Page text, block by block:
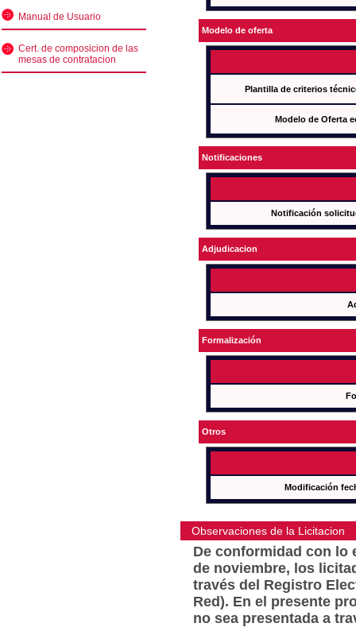
Manual de Usuario
Cert. de composicion de las
mesas de contratacion
Modelo de oferta
Plantilla de criterios
Modelo de Oferta
Notificaciones
Notificación
Adjudicacion
Formalización
Otros
Modificación
Observaciones de la Licitacion
De conformidad con lo
de noviembre, los
través del Registro
Red). En el presente
no sea presentada a